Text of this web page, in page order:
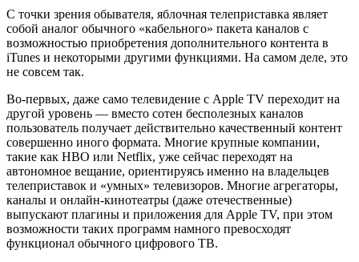
C точки зрения обывателя, яблочная телеприставка являет
собой аналог обычного «кабельного» пакета каналов с
возможностью приобретения дополнительного контента в
iTunes и некоторыми другими функциями. На самом деле, это
не совсем так.
Во-первых, даже само телевидение с Apple TV переходит на
другой уровень — вместо сотен бесполезных каналов
пользователь получает действительно качественный контент
совершенно иного формата. Многие крупные компании,
такие как HBO или Netflix, уже сейчас переходят на
автономное вещание, ориентируясь именно на владельцев
телеприставок и «умных» телевизоров. Многие агрегаторы,
каналы и онлайн-кинотеатры (даже отечественные)
выпускают плагины и приложения для Apple TV, при этом
возможности таких программ намного превосходят
функционал обычного цифрового ТВ.